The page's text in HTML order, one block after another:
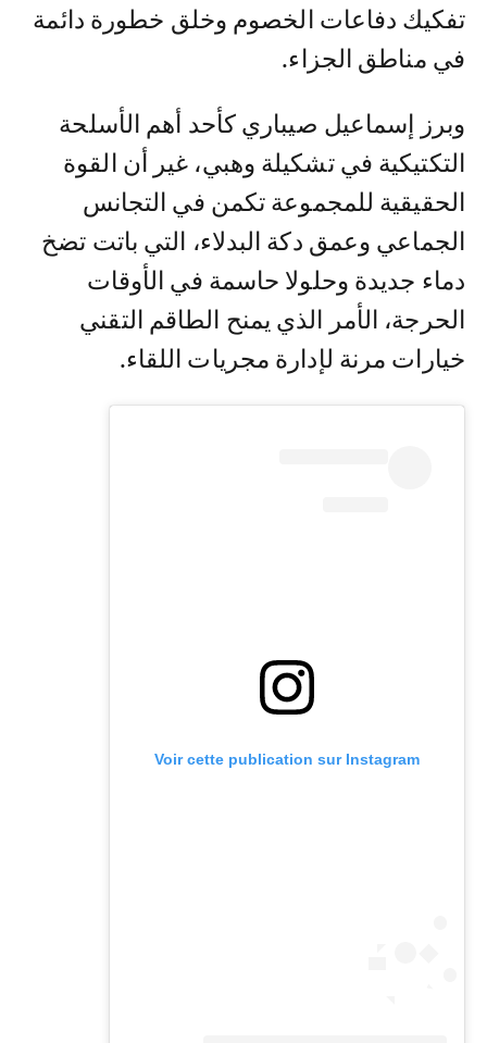
تفكيك دفاعات الخصوم وخلق خطورة دائمة
في مناطق الجزاء.
وبرز إسماعيل صيباري كأحد أهم الأسلحة
التكتيكية في تشكيلة وهبي، غير أن القوة
الحقيقية للمجموعة تكمن في التجانس
الجماعي وعمق دكة البدلاء، التي باتت تضخ
دماء جديدة وحلولا حاسمة في الأوقات
الحرجة، الأمر الذي يمنح الطاقم التقني
خيارات مرنة لإدارة مجريات اللقاء.
Voir cette publication sur Instagram